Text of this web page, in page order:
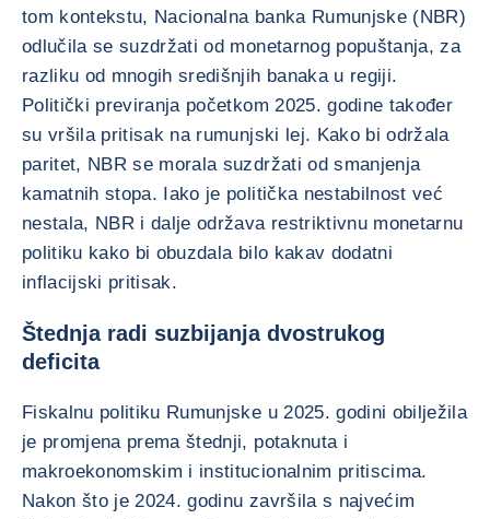
tom kontekstu, Nacionalna banka Rumunjske (NBR)
odlučila se suzdržati od monetarnog popuštanja, za
razliku od mnogih središnjih banaka u regiji.
Politički previranja početkom 2025. godine također
su vršila pritisak na rumunjski lej. Kako bi održala
paritet, NBR se morala suzdržati od smanjenja
kamatnih stopa. Iako je politička nestabilnost već
nestala, NBR i dalje održava restriktivnu monetarnu
politiku kako bi obuzdala bilo kakav dodatni
inflacijski pritisak.
Štednja radi suzbijanja dvostrukog
deficita
Fiskalnu politiku Rumunjske u 2025. godini obilježila
je promjena prema štednji, potaknuta i
makroekonomskim i institucionalnim pritiscima.
Nakon što je 2024. godinu završila s najvećim